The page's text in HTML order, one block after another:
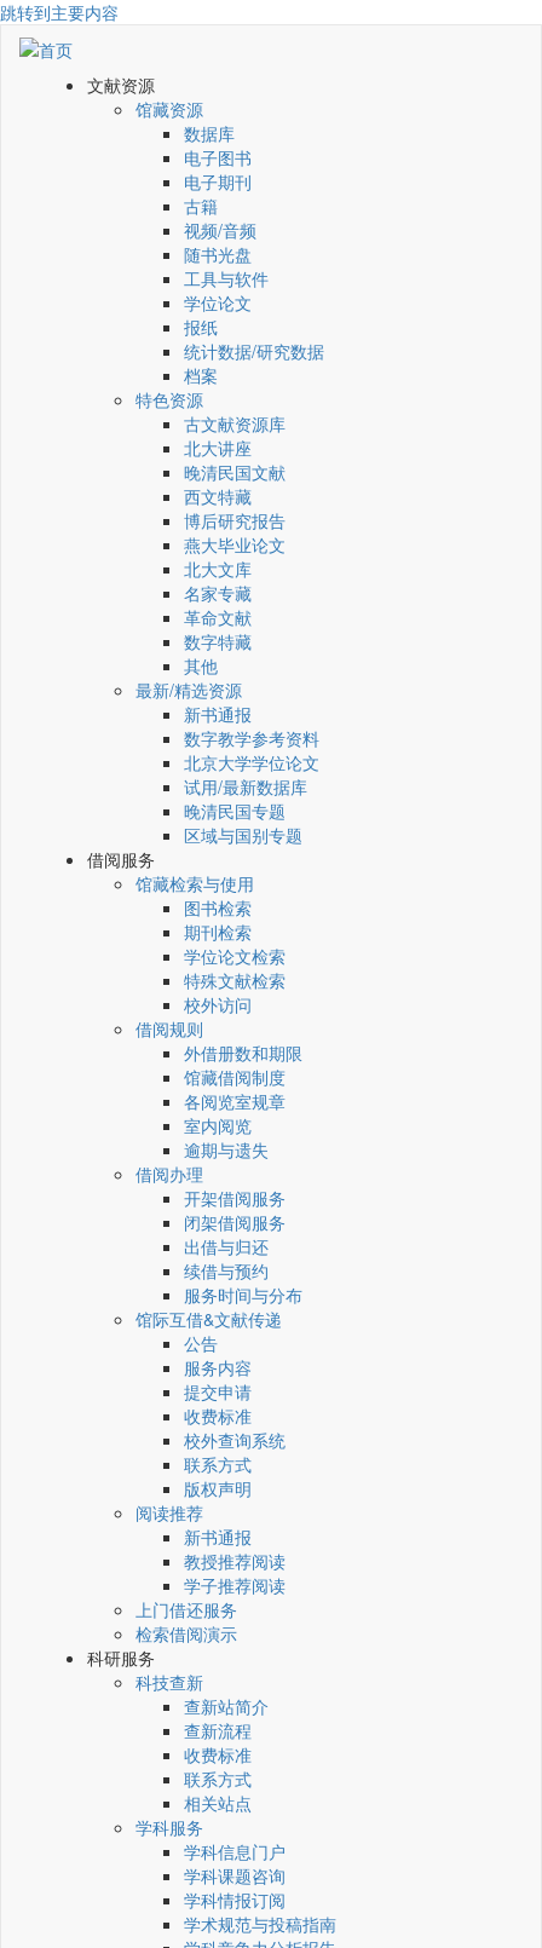
跳转到主要内容
文献资源
馆藏资源
数据库
电子图书
电子期刊
古籍
视频/音频
随书光盘
工具与软件
学位论文
报纸
统计数据/研究数据
档案
特色资源
古文献资源库
北大讲座
晚清民国文献
西文特藏
博后研究报告
燕大毕业论文
北大文库
名家专藏
革命文献
数字特藏
其他
最新/精选资源
新书通报
数字教学参考资料
北京大学学位论文
试用/最新数据库
晚清民国专题
区域与国别专题
借阅服务
馆藏检索与使用
图书检索
期刊检索
学位论文检索
特殊文献检索
校外访问
借阅规则
外借册数和期限
馆藏借阅制度
各阅览室规章
室内阅览
逾期与遗失
借阅办理
开架借阅服务
闭架借阅服务
出借与归还
续借与预约
服务时间与分布
馆际互借&文献传递
公告
服务内容
提交申请
收费标准
校外查询系统
联系方式
版权声明
阅读推荐
新书通报
教授推荐阅读
学子推荐阅读
上门借还服务
检索借阅演示
科研服务
科技查新
查新站简介
查新流程
收费标准
联系方式
相关站点
学科服务
学科信息门户
学科课题咨询
学科情报订阅
学术规范与投稿指南